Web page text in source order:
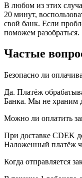
В любом из этих
20 минут,
свой банк. Если
поможем разобраться.
Частые
Безопасно ли
Да. Платёж
Банка. Мы не храним
Можно ли оплатить
При доставке CDEK
Наложенный платёж
Когда отправляется